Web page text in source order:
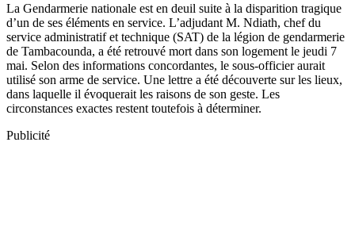
La Gendarmerie nationale est en deuil suite à la disparition tragique
d’un de ses éléments en service. L’adjudant M. Ndiath, chef du
service administratif et technique (SAT) de la légion de gendarmerie
de Tambacounda, a été retrouvé mort dans son logement le jeudi 7
mai. Selon des informations concordantes, le sous-officier aurait
utilisé son arme de service. Une lettre a été découverte sur les lieux,
dans laquelle il évoquerait les raisons de son geste. Les
circonstances exactes restent toutefois à déterminer.
Publicité